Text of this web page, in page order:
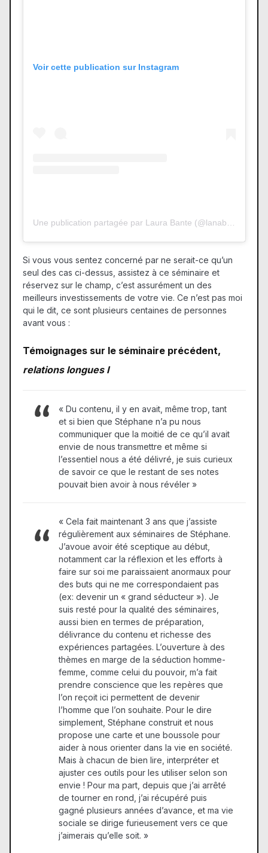
Voir cette publication sur Instagram
Une publication partagée par Laura Bante (@lanabante)
Si vous vous sentez concerné par ne serait-ce qu’un
seul des cas ci-dessus, assistez à ce séminaire et
réservez sur le champ, c’est assurément un des
meilleurs investissements de votre vie. Ce n’est pas moi
qui le dit, ce sont plusieurs centaines de personnes
avant vous :
Témoignages sur le séminaire précédent,
relations longues I
« Du contenu, il y en avait, même trop, tant
et si bien que Stéphane n’a pu nous
communiquer que la moitié de ce qu’il avait
envie de nous transmettre et même si
l’essentiel nous a été délivré, je suis curieux
de savoir ce que le restant de ses notes
pouvait bien avoir à nous révéler »
« Cela fait maintenant 3 ans que j’assiste
régulièrement aux séminaires de Stéphane.
J’avoue avoir été sceptique au début,
notamment car la réflexion et les efforts à
faire sur soi me paraissaient anormaux pour
des buts qui ne me correspondaient pas
(ex: devenir un « grand séducteur »). Je
suis resté pour la qualité des séminaires,
aussi bien en termes de préparation,
délivrance du contenu et richesse des
expériences partagées. L’ouverture à des
thèmes en marge de la séduction homme-
femme, comme celui du pouvoir, m’a fait
prendre conscience que les repères que
l’on reçoit ici permettent de devenir
l’homme que l’on souhaite. Pour le dire
simplement, Stéphane construit et nous
propose une carte et une boussole pour
aider à nous orienter dans la vie en société.
Mais à chacun de bien lire, interpréter et
ajuster ces outils pour les utiliser selon son
envie ! Pour ma part, depuis que j’ai arrêté
de tourner en rond, j’ai récupéré puis
gagné plusieurs années d’avance, et ma vie
sociale se dirige furieusement vers ce que
j’aimerais qu’elle soit. »